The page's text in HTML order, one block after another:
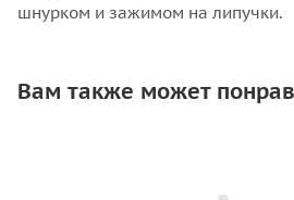
шнурком и зажимом на липучки.
Вам также может